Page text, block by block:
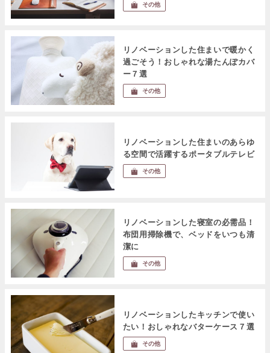
その他
リノベーションした住まいで暖かく
過ごそう！おしゃれな湯たんぽカバ
ー７選
その他
リノベーションした住まいのあらゆ
る空間で活躍するポータブルテレビ
その他
リノベーションした寝室の必需品！
布団用掃除機で、ベッドをいつも清
潔に
その他
リノベーションしたキッチンで使い
たい！おしゃれなバターケース７選
その他